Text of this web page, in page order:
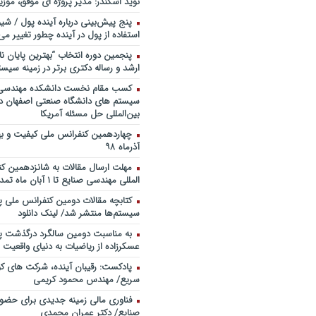
خندوانه
سخنرانی دکتر دیواندری در
بانکداری / کنفرانس ملی توسعه
بانکی
سخنرانی دکتر علیرضا فیض بخش با
پژوهی نظام بانکداری / ۹ بهمن ماه ۹۲
پنج پیش‌بینی درباره آینده پول /
استفاده از پول در آینده چطور تغییر
پنجمین دورۀ انتخاب “بهترین پایان
ارشد و رساله دکتری برتر در زمینه
کسب مقام نخست دانشکده
سیستم های دانشگاه صنعتی اصفهان
بین‌المللی حل مسئله آمریکا
آذرماه ۹۸
مهلت ارسال مقالات به شانزدهمین
المللی مهندسی صنایع تا ۱ آبان ماه تمدید شد.
کتابچه مقالات دومین کنفرانس ملی
سیستم‌ها منتشر شد/ لینک دانلود
به مناسبت دومین سالگرد درگذشت
عسکرزاده از ریاضیات به دنیای
پادکست: رقیبان آینده، شرکت های
سریع/ مهندس محمود کریمی
فناوری مالی زمینه جدیدی برای
صنایع/ دکتر عمران محمدی